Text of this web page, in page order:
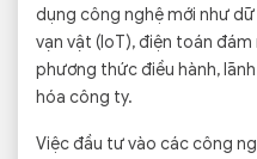
dụng công nghệ mới như
vạn vật (IoT), điện toán
phương thức điều hành,
hóa công ty.
Việc đầu tư vào các công